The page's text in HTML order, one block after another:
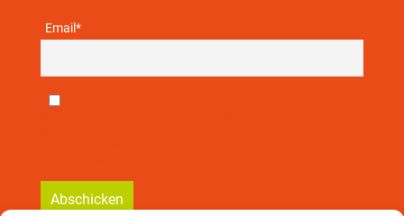
Email*